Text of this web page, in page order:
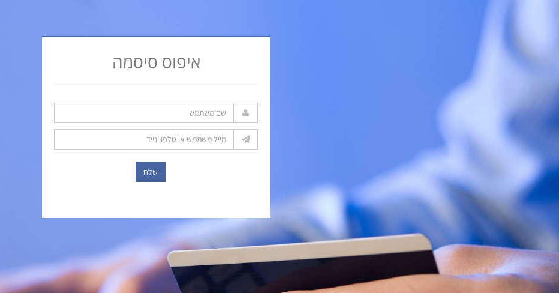
איפוס סיסמה
שלח